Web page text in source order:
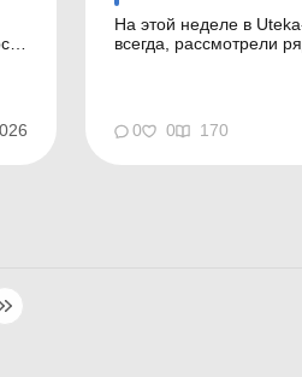
На этой неделе в
всегда, рассмотрели
Вкратце ознакомлю
опубликованных на
0 0 170